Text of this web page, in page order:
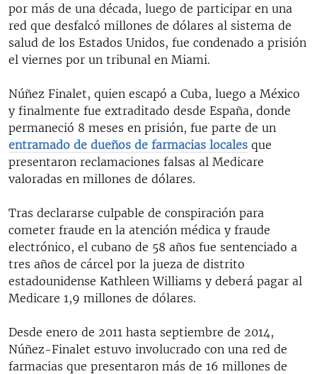
DESINFORMACIÓN RUSA EN AMÉRICA LATINA
LA INVASIÓN DE RUSIA A UCRANIA
por más de una década, luego de participar en una
red que desfalcó millones de dólares al sistema de
salud de los Estados Unidos, fue condenado a prisión
el viernes por un tribunal en Miami.
Núñez Finalet, quien escapó a Cuba, luego a México
y finalmente fue extraditado desde España, donde
permaneció 8 meses en prisión, fue parte de un
entramado de dueños de farmacias locales que
presentaron reclamaciones falsas al Medicare
valoradas en millones de dólares.
Tras declararse culpable de conspiración para
cometer fraude en la atención médica y fraude
electrónico, el cubano de 58 años fue sentenciado a
tres años de cárcel por la jueza de distrito
estadounidense Kathleen Williams y deberá pagar al
Medicare 1,9 millones de dólares.
Desde enero de 2011 hasta septiembre de 2014,
Núñez-Finalet estuvo involucrado con una red de
farmacias que presentaron más de 16 millones de